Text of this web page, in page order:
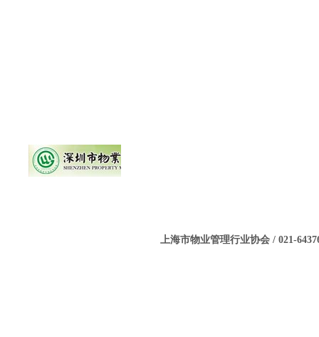
上海市物业管理行业协会 / 021-